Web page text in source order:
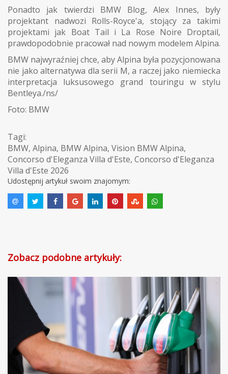
Ponadto jak twierdzi BMW Blog, Alex Innes, były
projektant nadwozi Rolls-Royce'a, stojący za takimi
projektami jak Boat Tail i La Rose Noire Droptail,
prawdopodobnie pracował nad nowym modelem Alpina.
BMW najwyraźniej chce, aby Alpina była pozycjonowana
nie jako alternatywa dla serii M, a raczej jako niemiecka
interpretacja luksusowego grand touringu w stylu
Bentleya./ns/
Foto: BMW
Tagi:
BMW, Alpina, BMW Alpina, Vision BMW Alpina,
Concorso d'Eleganza Villa d'Este, Concorso d'Eleganza
Villa d'Este 2026
Udostępnij artykuł swoim znajomym:
Zobacz podobne artykuły: